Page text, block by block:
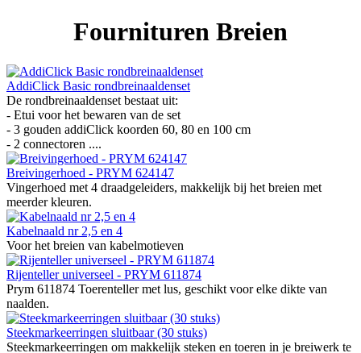
Fournituren Breien
AddiClick Basic rondbreinaaldenset
De rondbreinaaldenset bestaat uit:
- Etui voor het bewaren van de set
- 3 gouden addiClick koorden 60, 80 en 100 cm
- 2 connectoren ....
Breivingerhoed - PRYM 624147
Vingerhoed met 4 draadgeleiders, makkelijk bij het breien met
meerder kleuren.
Kabelnaald nr 2,5 en 4
Voor het breien van kabelmotieven
Rijenteller universeel - PRYM 611874
Prym 611874 Toerenteller met lus, geschikt voor elke dikte van
naalden.
Steekmarkeerringen sluitbaar (30 stuks)
Steekmarkeerringen om makkelijk steken en toeren in je breiwerk te